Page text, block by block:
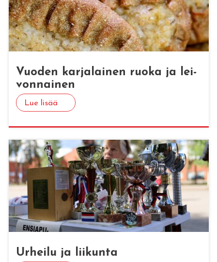
Vuo­den kar­ja­lai­nen ruoka ja lei­
von­nai­nen
Lue lisää
Ur­hei­lu ja lii­kun­ta